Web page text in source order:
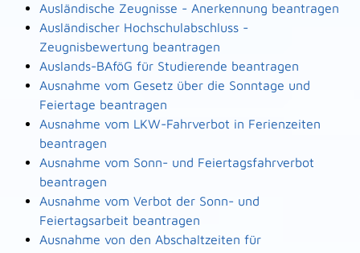
Ausländische Zeugnisse - Anerkennung beantragen
Ausländischer Hochschulabschluss -
Zeugnisbewertung beantragen
Auslands-BAföG für Studierende beantragen
Ausnahme vom Gesetz über die Sonntage und
Feiertage beantragen
Ausnahme vom LKW-Fahrverbot in Ferienzeiten
beantragen
Ausnahme vom Sonn- und Feiertagsfahrverbot
beantragen
Ausnahme vom Verbot der Sonn- und
Feiertagsarbeit beantragen
Ausnahme von den Abschaltzeiten für